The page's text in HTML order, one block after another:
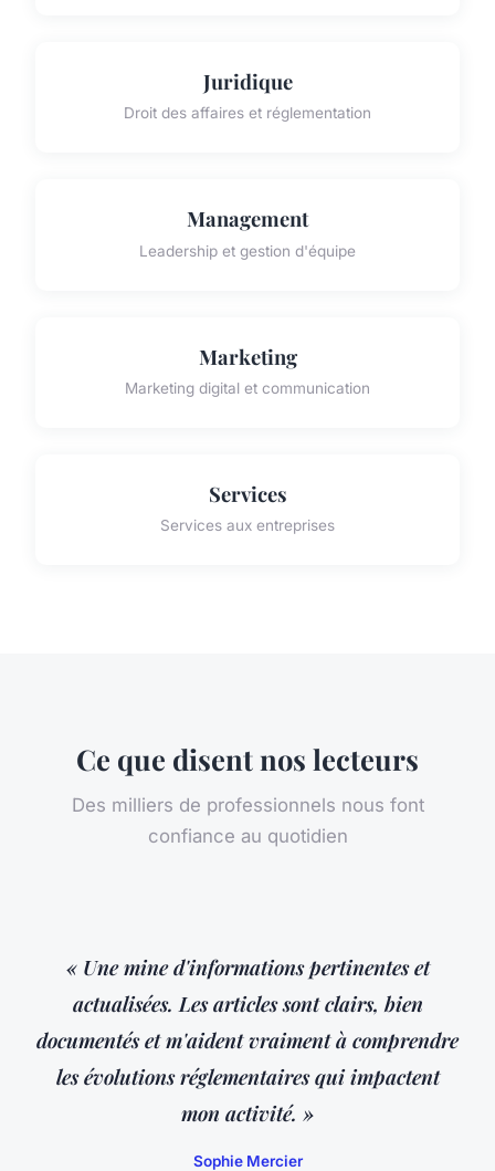
Juridique
Droit des affaires et réglementation
Management
Leadership et gestion d'équipe
Marketing
Marketing digital et communication
Services
Services aux entreprises
Ce que disent nos lecteurs
Des milliers de professionnels nous font
confiance au quotidien
« Une mine d'informations pertinentes et
actualisées. Les articles sont clairs, bien
documentés et m'aident vraiment à comprendre
les évolutions réglementaires qui impactent
mon activité. »
Sophie Mercier